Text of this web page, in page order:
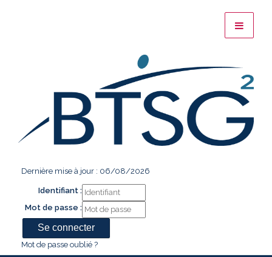
Dernière mise à jour : 06/08/2026
Identifiant :
Mot de passe :
Mot de passe oublié ?